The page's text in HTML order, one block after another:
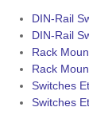
DIN-Rail
DIN-Rail
Rack
Rack
Switches
Switches